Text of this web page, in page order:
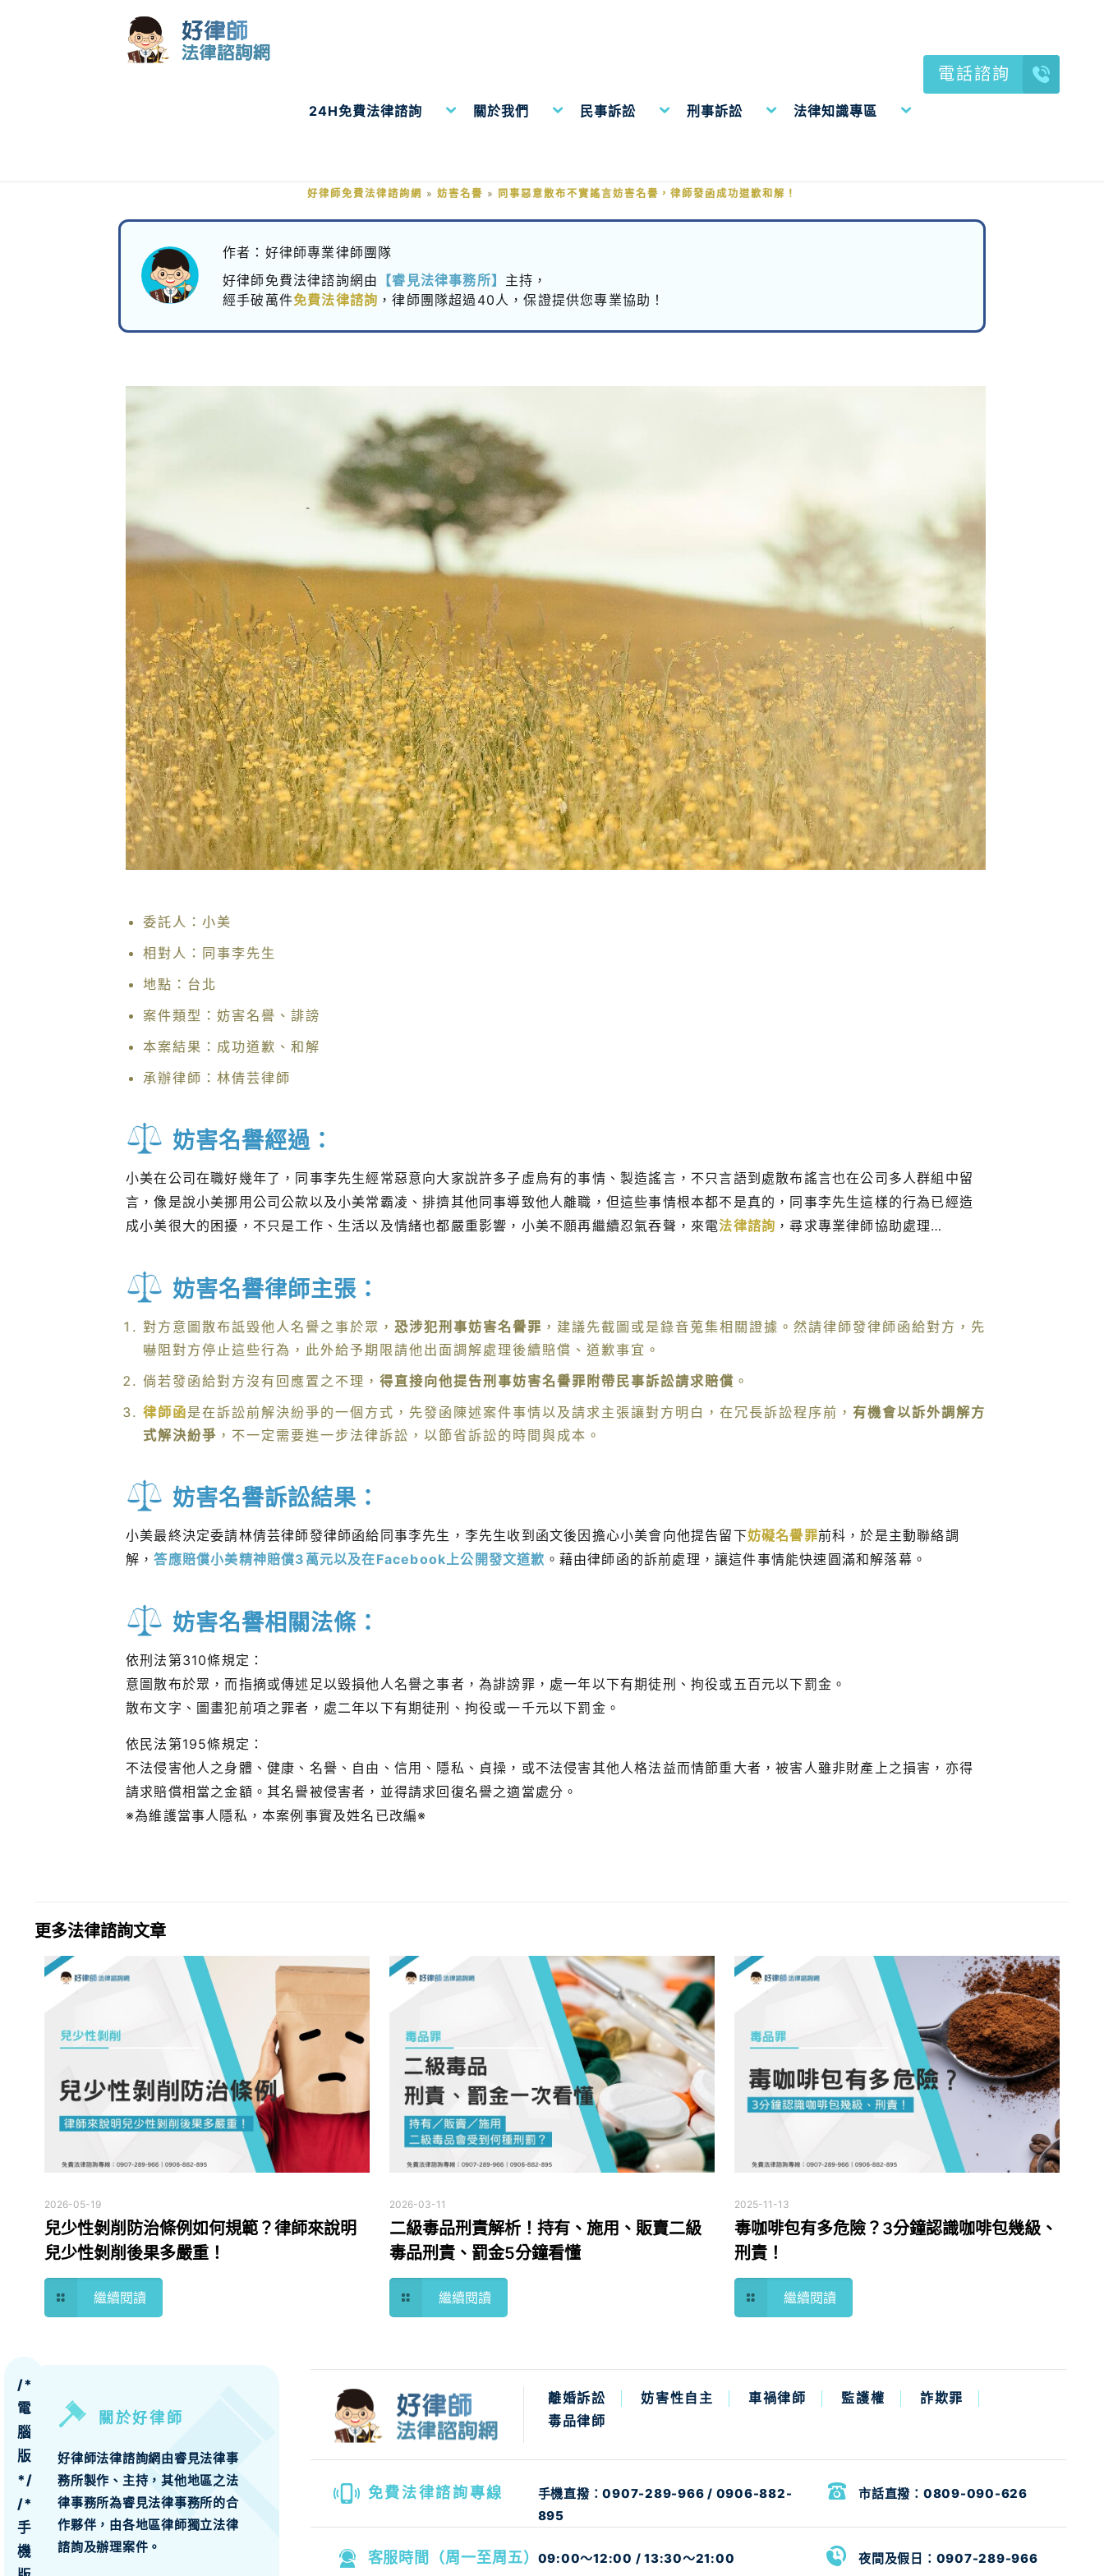
24H免費法律諮詢 關於我們 民事訴訟 刑事訴訟 法律知識專區
電話諮詢
好律師免費法律諮詢網 » 妨害名譽 » 同事惡意散布不實謠言妨害名譽，律師發函成功道歉和解！
作者：好律師專業律師團隊
好律師免費法律諮詢網由
【睿見法律事務所】 主持，
經手破萬件免費法律諮詢 ，律師團隊超過40人，保證提供您專業協助！
委託人：小美
相對人：同事李先生
地點：台北
案件類型：妨害名譽、誹謗
本案結果：成功道歉、和解
承辦律師：林倩芸律師
妨害名譽經過：
小美在公司在職好幾年了，同事李先生經常惡意向大家說許多子虛烏有的事情、製造謠言，不只言語到處散布謠言也在公司多人群組中留
言，像是說小美挪用公司公款以及小美常霸凌、排擠其他同事導致他人離職，但這些事情根本都不是真的，同事李先生這樣的行為已經造
成小美很大的困擾，不只是工作、生活以及情緒也都嚴重影響，小美不願再繼續忍氣吞聲，來電法律諮詢 ，尋求專業律師協助處理…
妨害名譽律師主張：
對方意圖散布詆毀他人名譽之事於眾， 恐涉犯刑事妨害名譽罪 ，建議先截圖或是錄音蒐集相關證據。然請律師發律師函給對方，先
嚇阻對方停止這些行為，此外給予期限請他出面調解處理後續賠償、道歉事宜。
倘若發函給對方沒有回應置之不理， 得直接向他提告刑事妨害名譽罪附帶民事訴訟請求賠償 。
律師函是在訴訟前解決紛爭的一個方式，先發函陳述案件事情以及請求主張讓對方明白，在冗長訴訟程序前， 有機會以訴外調解方
式解決紛爭 ，不一定需要進一步法律訴訟，以節省訴訟的時間與成本。
妨害名譽訴訟結果：
小美最終決定委請林倩芸律師發律師函給同事李先生，李先生收到函文後因擔心小美會向他提告留下妨礙名譽罪前科，於是主動聯絡調
解，答應賠償小美精神賠償3萬元以及在Facebook上公開發文道歉 。藉由律師函的訴前處理，讓這件事情能快速圓滿和解落幕。
妨害名譽相關法條：
依刑法第310條規定：
意圖散布於眾，而指摘或傳述足以毀損他人名譽之事者，為誹謗罪，處一年以下有期徒刑、拘役或五百元以下罰金。
散布文字、圖畫犯前項之罪者，處二年以下有期徒刑、拘役或一千元以下罰金。
依民法第195條規定：
不法侵害他人之身體、健康、名譽、自由、信用、隱私、貞操，或不法侵害其他人格法益而情節重大者，被害人雖非財產上之損害，亦得
請求賠償相當之金額。其名譽被侵害者，並得請求回復名譽之適當處分。
※為維護當事人隱私，本案例事實及姓名已改編※
更多法律諮詢文章
2026-05-19
兒少性剝削防治條例如何規範？律師來說明
兒少性剝削後果多嚴重！
繼續閱讀
2026-03-11
二級毒品刑責解析！持有、施用、販賣二級
毒品刑責、罰金5分鐘看懂
繼續閱讀
2025-11-13
毒咖啡包有多危險？3分鐘認識咖啡包幾級、
刑責！
繼續閱讀
/*
電
腦
版
*/
/*
手
機
關於好律師
好律師法律諮詢網由睿見法律事
務所製作、主持，其他地區之法
律事務所為睿見法律事務所的合
作夥伴，由各地區律師獨立法律
諮詢及辦理案件。
離婚訴訟 妨害性自主 車禍律師 監護權
詐欺罪
毒品律師
免費法律諮詢專線 手機直撥：0907-289-966 / 0906-882-
895
市話直撥： 0809-090-626
客服時間（周一至周五）09:00～12:00 / 13:30～21:00 夜間及假日： 0907-289-966